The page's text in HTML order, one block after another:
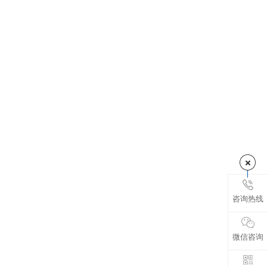
咨询热线
微信咨询